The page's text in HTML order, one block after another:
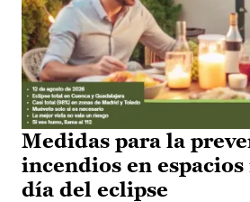
Medidas para la
incendios en
día del eclipse